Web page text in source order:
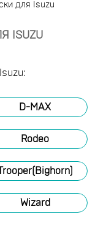
для Isuzu
ISUZU
D-MAX
Rodeo
Trooper(Bighorn)
Wizard